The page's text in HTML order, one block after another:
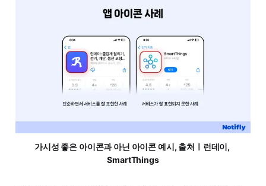
가시성 좋은 아이콘과 아닌 아이콘 예시, 출처ㅣ런데이,
SmartThings